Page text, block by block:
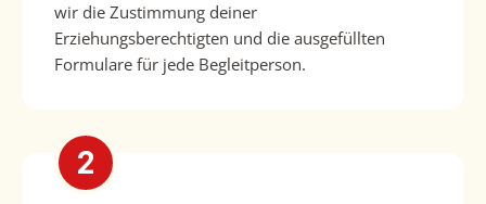
wir die Zustimmung deiner
Erziehungsberechtigten und die ausgefüllten
Formulare für jede Begleitperson.